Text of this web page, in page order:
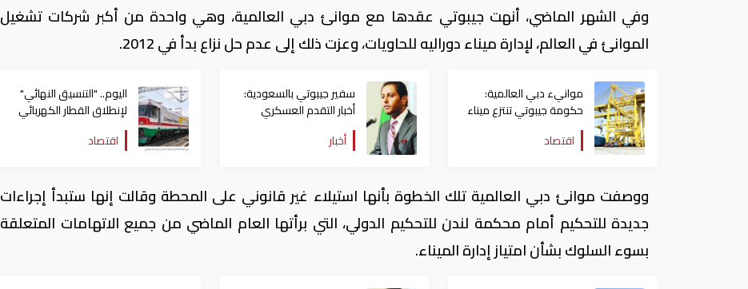
وفي الشهر الماضي، أنهت جيبوتي عقدها مع موانئ دبي العالمية، وهي واحدة من أكبر شركات تشغيل
الموانئ في العالم، لإدارة ميناء دوراليه للحاويات، وعزت ذلك إلى عدم حل نزاع بدأ في 2012.
موانيء دبي العالمية:
حكومة جيبوتي تنتزع ميناء
"دوراليه" بشكل غير
قانوني
اقتصاد
سفير جيبوتي بالسعودية:
أخبار التقدم العسكري
للجيش اليمني "مبشرة"
أخبار
اليوم.. "التنسيق النهائي"
لإنطلاق القطار الكهربائي
بين جيبوتي وإثيوبيا
والتنفيذ صيني
اقتصاد
ووصفت موانئ دبي العالمية تلك الخطوة بأنها استيلاء غير قانوني على المحطة وقالت إنها ستبدأ إجراءات
جديدة للتحكيم أمام محكمة لندن للتحكيم الدولي، التي برأتها العام الماضي من جميع الاتهامات المتعلقة
بسوء السلوك بشأن امتياز إدارة الميناء.